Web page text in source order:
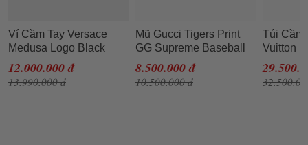
Ví Cầm Tay Versace
Medusa Logo Black
Leather Clutch
12.000.000 đ
13.990.000 đ
Mũ Gucci Tigers Print
GG Supreme Baseball
Beige Size L (Song Hổ)
8.500.000 đ
10.500.000 đ
Túi Cầm
Vuitton
Damier